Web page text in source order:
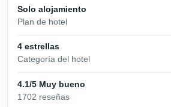
Solo alojamiento
Plan de hotel
4 estrellas
Categoría del hotel
4.1/5 Muy bueno
1702 reseñas